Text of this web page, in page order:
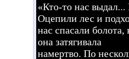
«Кто-то нас выдал...
Оцепили лес и
нас спасали
она затягивала
намертво. По